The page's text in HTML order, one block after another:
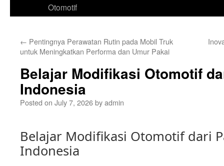
Otomotif
← Pentingnya Perawatan Rutin pada Mobil Truk
untuk Meningkatkan Performa dan Umur Pakai
Belajar Modifikasi Otomotif
Indonesia
Posted on July 7, 2026byadmin
Belajar Modifikasi Otomotif dari
Indonesia